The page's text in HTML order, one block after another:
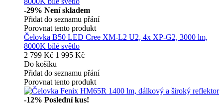
-29% Není skladem
Přidat do seznamu přání
Porovnat tento produkt
Čelovka B50 LED Cree XM-L2 U2, 4x XP-G2, 3000 lm,
8000K bílé světlo
2 799 Kč 1 995 Kč
Do košíku
Přidat do seznamu přání
Porovnat tento produkt
-12% Poslední kus!